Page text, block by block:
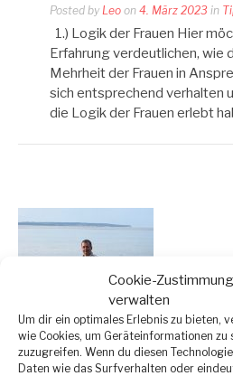
Cookie-Zustimmung
verwalten
Um dir ein optimales Erlebnis zu bieten,
wie Cookies, um Geräteinformationen
zuzugreifen. Wenn du diesen
Daten wie das Surfverhalten oder
Posted by Leo on 4. März 2023 in
1.) Logik der Frauen Hier
Erfahrung verdeutlichen, wie
Mehrheit der Frauen in
sich entsprechend verhalten
die Logik der Frauen erlebt